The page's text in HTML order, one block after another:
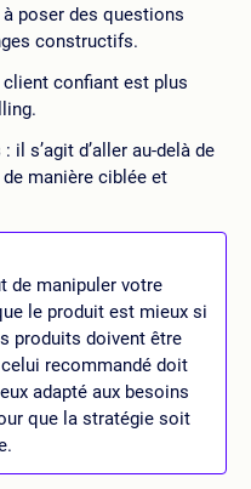
poser des questions
constructifs.
client confiant est plus
: il s’agit d’aller au-delà de
de manière ciblée et
de manipuler votre
le produit est mieux si
produits doivent être
recommandé doit
adapté aux besoins
que la stratégie soit